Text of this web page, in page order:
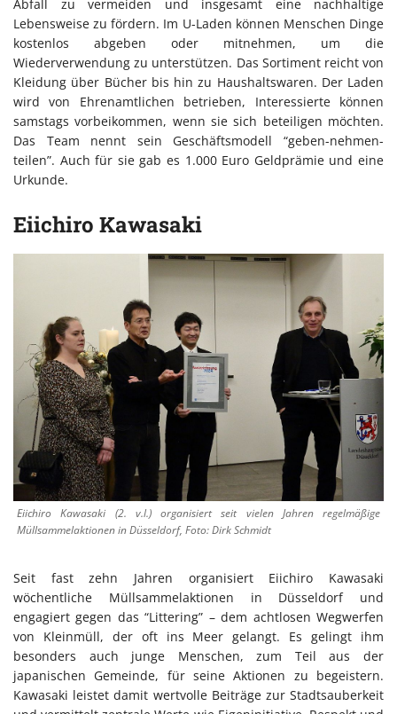
Abfall zu vermeiden und insgesamt eine nachhaltige
Lebensweise zu fördern. Im U-Laden können Menschen Dinge
kostenlos abgeben oder mitnehmen, um die
Wiederverwendung zu unterstützen. Das Sortiment reicht von
Kleidung über Bücher bis hin zu Haushaltswaren. Der Laden
wird von Ehrenamtlichen betrieben, Interessierte können
samstags vorbeikommen, wenn sie sich beteiligen möchten.
Das Team nennt sein Geschäftsmodell “geben-nehmen-
teilen”. Auch für sie gab es 1.000 Euro Geldprämie und eine
Urkunde.
Eiichiro Kawasaki
Eiichiro Kawasaki (2. v.l.) organisiert seit vielen Jahren regelmäßige
Müllsammelaktionen in Düsseldorf, Foto: Dirk Schmidt
Seit fast zehn Jahren organisiert Eiichiro Kawasaki
wöchentliche Müllsammelaktionen in Düsseldorf und
engagiert gegen das “Littering” – dem achtlosen Wegwerfen
von Kleinmüll, der oft ins Meer gelangt. Es gelingt ihm
besonders auch junge Menschen, zum Teil aus der
japanischen Gemeinde, für seine Aktionen zu begeistern.
Kawasaki leistet damit wertvolle Beiträge zur Stadtsauberkeit